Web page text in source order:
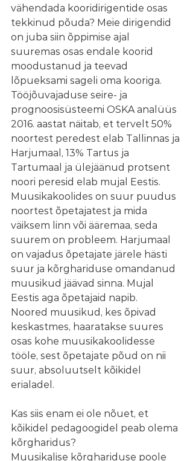
vähendada kooridirigentide osas
tekkinud põuda? Meie dirigendid
on juba siin õppimise ajal
suuremas osas endale koorid
moodustanud ja teevad
lõpueksami sageli oma kooriga.
Tööjõuvajaduse seire- ja
prognoosisüsteemi OSKA analüüs
2016. aastat näitab, et tervelt 50%
noortest peredest elab Tallinnas ja
Harjumaal, 13% Tartus ja
Tartumaal ja ülejäänud protsent
noori peresid elab mujal Eestis.
Muusikakoolides on suur puudus
noortest õpetajatest ja mida
väiksem linn või ääremaa, seda
suurem on probleem. Harjumaal
on vajadus õpetajate järele hästi
suur ja kõrghariduse omandanud
muusikud jäävad sinna. Mujal
Eestis aga õpetajaid napib.
Noored muusikud, kes õpivad
keskastmes, haaratakse suures
osas kohe muusikakoolidesse
tööle, sest õpetajate põud on nii
suur, absoluutselt kõikidel
erialadel.
Kas siis enam ei ole nõuet, et
kõikidel pedagoogidel peab olema
kõrgharidus?
Muusikalise kõrghariduse poole